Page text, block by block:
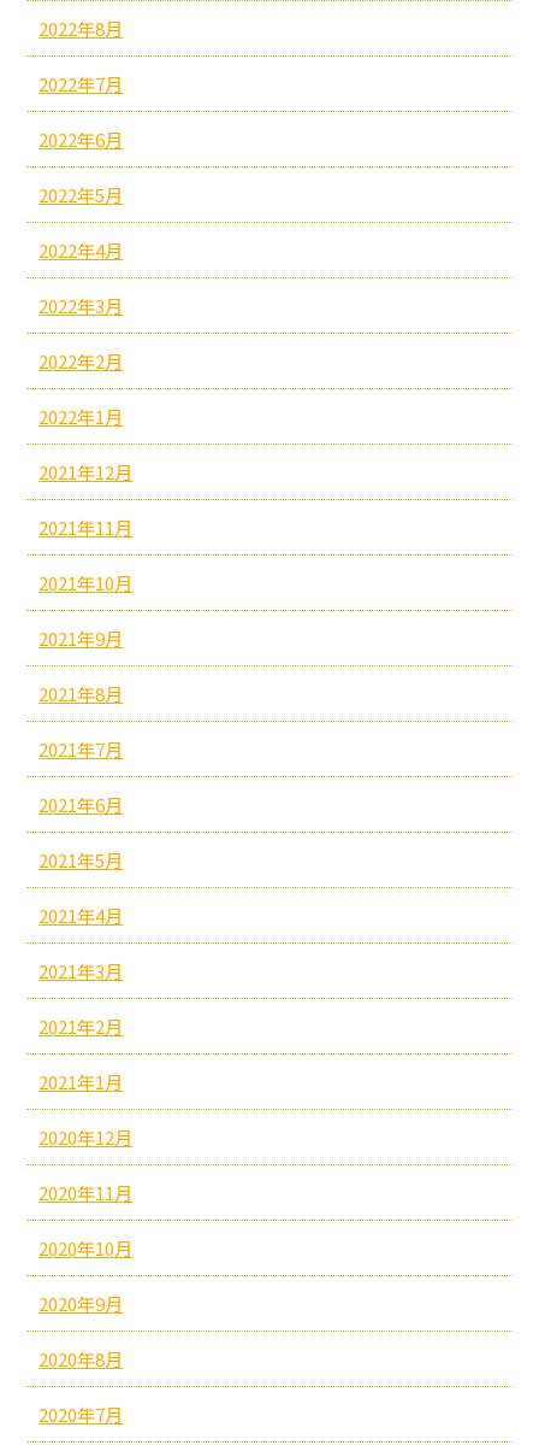
2022年8月
2022年7月
2022年6月
2022年5月
2022年4月
2022年3月
2022年2月
2022年1月
2021年12月
2021年11月
2021年10月
2021年9月
2021年8月
2021年7月
2021年6月
2021年5月
2021年4月
2021年3月
2021年2月
2021年1月
2020年12月
2020年11月
2020年10月
2020年9月
2020年8月
2020年7月